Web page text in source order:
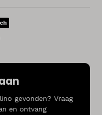
gevonden? Vraag
en ontvang